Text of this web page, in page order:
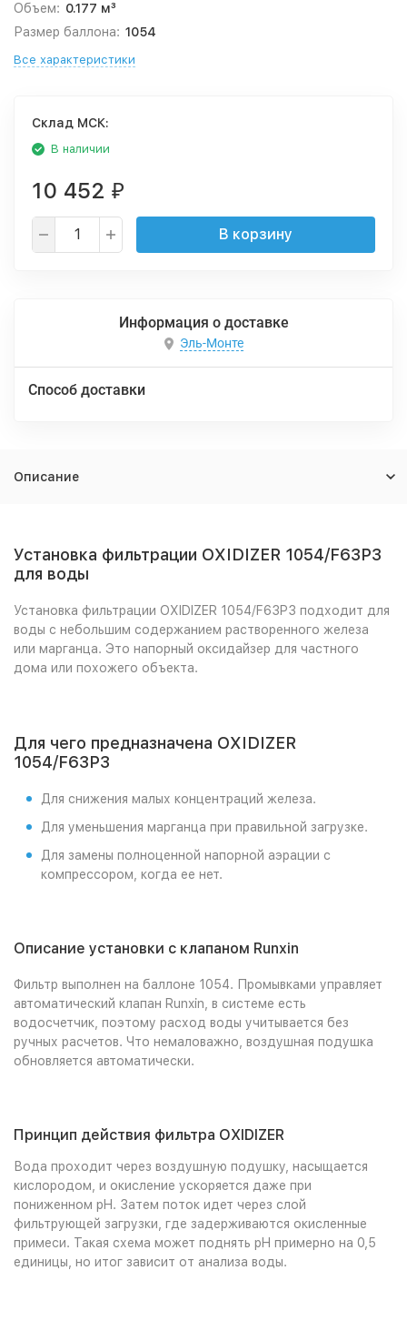
Объем: 0.177 м³
Размер баллона: 1054
Все характеристики
Cклад МСК:
В наличии
10 452 ₽
В корзину
Информация о доставке
Эль-Монте
Способ доставки
Описание
Установка фильтрации OXIDIZER 1054/F63P3
для воды
Установка фильтрации OXIDIZER 1054/F63P3 подходит для
воды с небольшим содержанием растворенного железа
или марганца. Это напорный оксидайзер для частного
дома или похожего объекта.
Для чего предназначена OXIDIZER
1054/F63P3
Для снижения малых концентраций железа.
Для уменьшения марганца при правильной загрузке.
Для замены полноценной напорной аэрации с
компрессором, когда ее нет.
Описание установки с клапаном Runxin
Фильтр выполнен на баллоне 1054. Промывками управляет
автоматический клапан Runxin, в системе есть
водосчетчик, поэтому расход воды учитывается без
ручных расчетов. Что немаловажно, воздушная подушка
обновляется автоматически.
Принцип действия фильтра OXIDIZER
Вода проходит через воздушную подушку, насыщается
кислородом, и окисление ускоряется даже при
пониженном pH. Затем поток идет через слой
фильтрующей загрузки, где задерживаются окисленные
примеси. Такая схема может поднять pH примерно на 0,5
единицы, но итог зависит от анализа воды.